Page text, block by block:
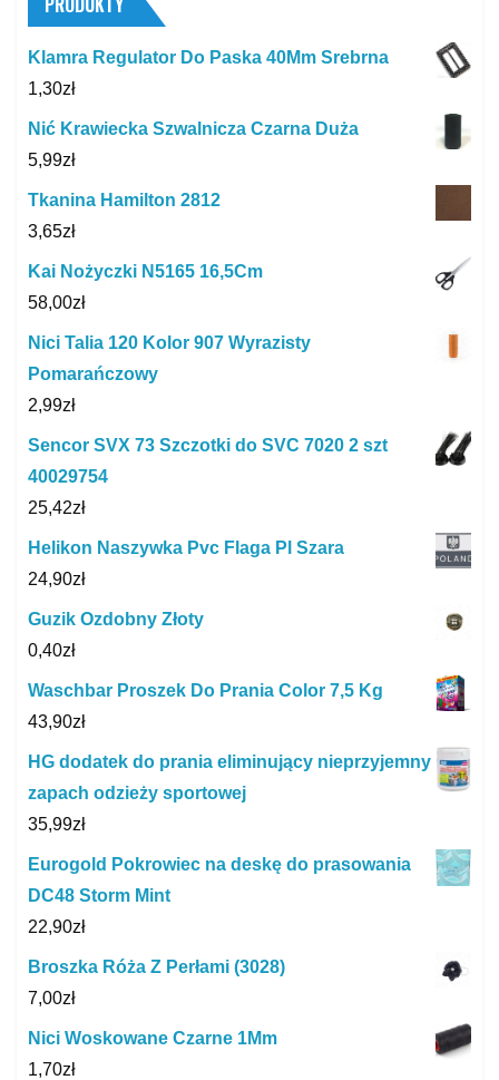
Klamra Regulator Do Paska 40Mm Srebrna
1,30zł
Nić Krawiecka Szwalnicza Czarna Duża
5,99zł
Tkanina Hamilton 2812
3,65zł
Kai Nożyczki N5165 16,5Cm
58,00zł
Nici Talia 120 Kolor 907 Wyrazisty
Pomarańczowy
2,99zł
Sencor SVX 73 Szczotki do SVC 7020 2 szt
40029754
25,42zł
Helikon Naszywka Pvc Flaga Pl Szara
24,90zł
Guzik Ozdobny Złoty
0,40zł
Waschbar Proszek Do Prania Color 7,5 Kg
43,90zł
HG dodatek do prania eliminujący nieprzyjemny
zapach odzieży sportowej
35,99zł
Eurogold Pokrowiec na deskę do prasowania
DC48 Storm Mint
22,90zł
Broszka Róża Z Perłami (3028)
7,00zł
Nici Woskowane Czarne 1Mm
1,70zł